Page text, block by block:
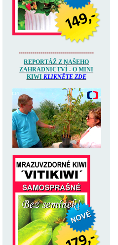
--------------------------------------
REPORTÁŽ Z NAŠEHO
ZAHRADNICTVÍ - O MINI
KIWI KLIKNĚTE ZDE